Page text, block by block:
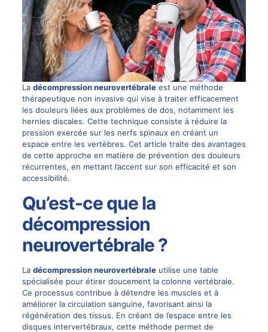
La décompression neurovertébraleest une méthode
thérapeutique non invasive qui vise à traiter efficacement
les douleurs liées aux problèmes de dos, notamment les
hernies discales. Cette technique consiste à réduire la
pression exercée sur les nerfs spinaux en créant un
espace entre les vertèbres. Cet article traite des avantages
de cette approche en matière de prévention des douleurs
récurrentes, en mettant l’accent sur son efficacité et son
accessibilité.
Qu’est-ce que la
décompression
neurovertébrale ?
La décompression neurovertébraleutilise une table
spécialisée pour étirer doucement la colonne vertébrale.
Ce processus contribue à détendre les muscles et à
améliorer la circulation sanguine, favorisant ainsi la
régénération des tissus. En créant de l’espace entre les
disques intervertébraux, cette méthode permet de